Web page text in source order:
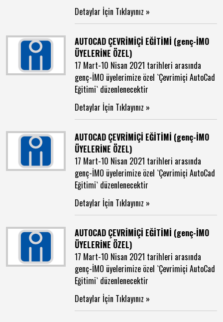
Detaylar İçin Tıklayınız »
AUTOCAD ÇEVRİMİÇİ EĞİTİMİ (genç-İMO
ÜYELERİNE ÖZEL)
17 Mart-10 Nisan 2021 tarihleri arasında
genç-İMO üyelerimize özel `Çevrimiçi AutoCad
Eğitimi` düzenlenecektir
Detaylar İçin Tıklayınız »
AUTOCAD ÇEVRİMİÇİ EĞİTİMİ (genç-İMO
ÜYELERİNE ÖZEL)
17 Mart-10 Nisan 2021 tarihleri arasında
genç-İMO üyelerimize özel `Çevrimiçi AutoCad
Eğitimi` düzenlenecektir
Detaylar İçin Tıklayınız »
AUTOCAD ÇEVRİMİÇİ EĞİTİMİ (genç-İMO
ÜYELERİNE ÖZEL)
17 Mart-10 Nisan 2021 tarihleri arasında
genç-İMO üyelerimize özel `Çevrimiçi AutoCad
Eğitimi` düzenlenecektir
Detaylar İçin Tıklayınız »